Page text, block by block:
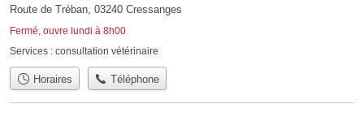
Route de Tréban, 03240 Cressanges
Fermé, ouvre lundi à 8h00
Services : consultation vétérinaire
Horaires Téléphone